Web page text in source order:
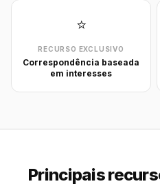
⭐
RECURSO EXCLUSIVO
Correspondência baseada
em interesses
Principais